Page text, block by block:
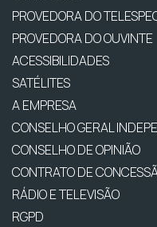
PROVEDORA DO
PROVEDORA DO OUVINTE
ACESSIBILIDADES
SATÉLITES
A EMPRESA
CONSELHO GERAL
CONSELHO DE OPINIÃO
CONTRATO DE
RÁDIO E TELEVISÃO
RGPD